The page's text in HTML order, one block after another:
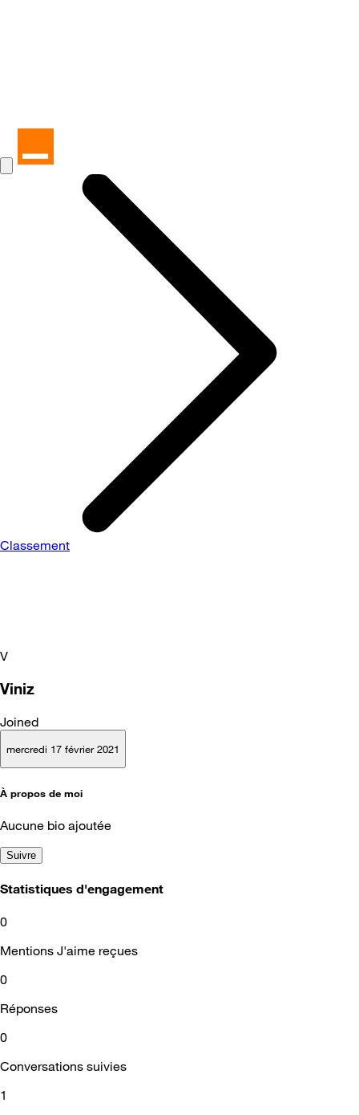
Classement
V
Viniz
Joined
mercredi 17 février 2021
À propos de moi
Aucune bio ajoutée
Suivre
Statistiques d'engagement
0
Mentions J'aime reçues
0
Réponses
0
Conversations suivies
1